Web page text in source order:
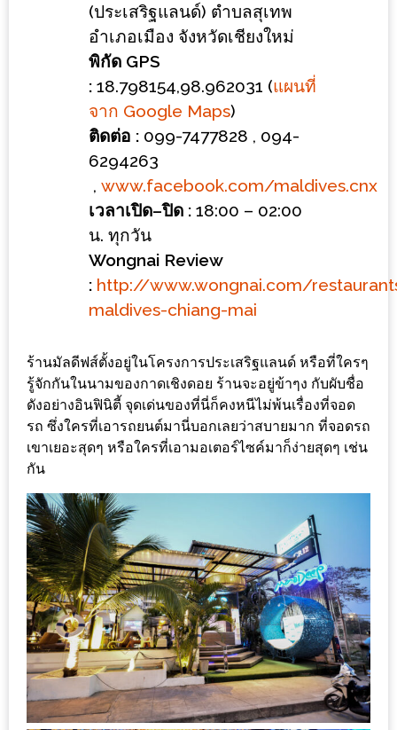
ต้อง
ไป
16
ร้าน
อร่อย
ต้อง
มา
ลอง
ถนน
คน
วัน
อาทิตย์
ท่าแพ
เชียงใหม่
CHECKOUT
DRAFT
–
บาร์บีคิว
สาว
เหนือ
กับ
สลัด
(ประเสริฐแลนด์) ตำบลสุเทพ
อำเภอเมือง จังหวัดเชียงใหม่
พิกัด GPS
: 18.798154,98.962031 (แผนที่
จาก Google Maps)
ติดต่อ : 099-7477828 , 094-
6294263
, www.facebook.com/maldives.cnx
เวลาเปิด–ปิด : 18:00 – 02:00
น. ทุกวัน
Wongnai Review
: http://www.wongnai.com/
maldives-chiang-mai
ร้านมัลดีฟส์ตั้งอยู่ในโครงการประเสริฐแลนด์ หรือที่ใครๆ
รู้จักกันในนามของกาดเชิงดอย ร้านจะอยู่ข้าๆง กับผับชื่อ
ดังอย่างอินฟินิตี้ จุดเด่นของที่นี่ก็คงหนีไม่พ้นเรื่องที่จอด
รถ ซึ่งใครที่เอารถยนต์มานี่บอกเลยว่าสบายมาก ที่จอดรถ
เขาเยอะสุดๆ หรือใครที่เอามอเตอร์ไซค์มาก็ง่ายสุดๆ เช่น
กัน